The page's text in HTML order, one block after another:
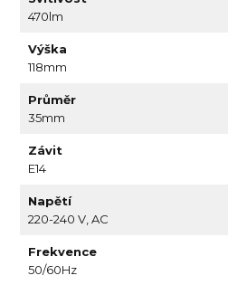
470lm
Výška
118mm
Průměr
35mm
Závit
E14
Napětí
220-240 V, AC
Frekvence
50/60Hz